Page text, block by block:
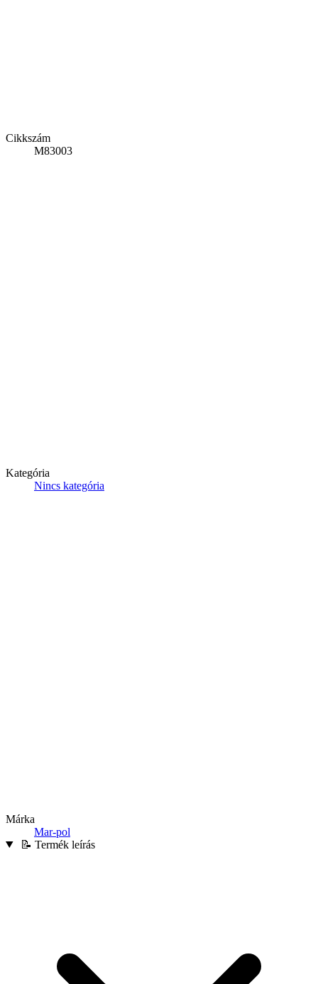
Cikkszám
M83003
Kategória
Nincs kategória
Márka
Mar-pol
📝 Termék leírás